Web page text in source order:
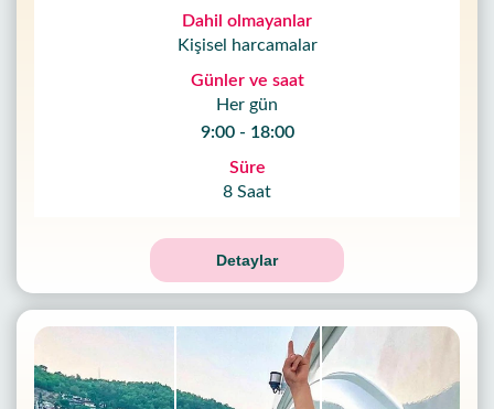
Dahil olmayanlar
Kişisel harcamalar
Günler ve saat
Her gün
9:00 - 18:00
Süre
8 Saat
Detaylar